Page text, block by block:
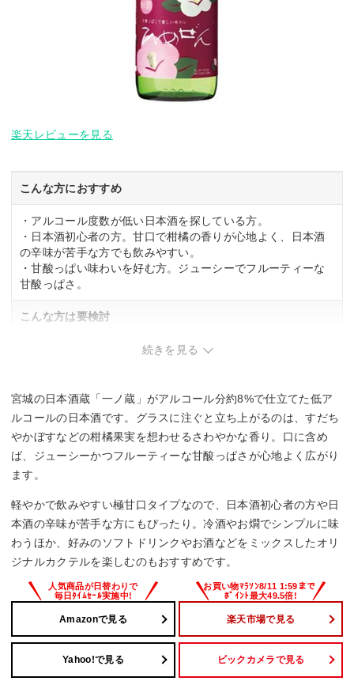
楽天レビューを見る
こんな方におすすめ
・アルコール度数が低い日本酒を探している方。
・日本酒初心者の方。甘口で柑橘の香りが心地よく、日本酒
の辛味が苦手な方でも飲みやすい。
・甘酸っぱい味わいを好む方。ジューシーでフルーティーな
甘酸っぱさ。
こんな方は要検討
・辛口の日本酒を好む方。極甘口のため、辛味を求める方に
ため物足りない可能性。
続きを見る
宮城の日本酒蔵「一ノ蔵」がアルコール分約8%で仕立てた低ア
ルコールの日本酒です。グラスに注ぐと立ち上がるのは、すだち
やかぼすなどの柑橘果実を想わせるさわやかな香り。口に含め
ば、ジューシーかつフルーティーな甘酸っぱさが心地よく広がり
ます。
軽やかで飲みやすい極甘口タイプなので、日本酒初心者の方や日
本酒の辛味が苦手な方にもぴったり。冷酒やお燗でシンプルに味
わうほか、好みのソフトドリンクやお酒などをミックスしたオリ
ジナルカクテルを楽しむのもおすすめです。
Amazonで見る 楽天市場で見る
Yahoo!で見る ビックカメラで見る